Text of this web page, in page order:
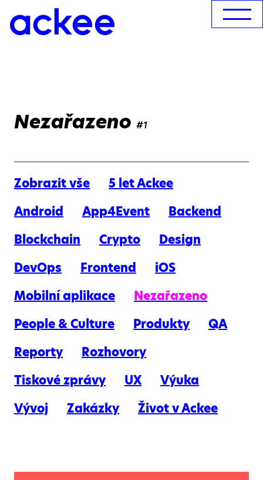
Nezařazeno #1
Zobrazit vše
5 let Ackee
Android
App4Event
Backend
Blockchain
Crypto
Design
DevOps
Frontend
iOS
Mobilní aplikace
Nezařazeno
People & Culture
Produkty
QA
Reporty
Rozhovory
Tiskové zprávy
UX
Výuka
Vývoj
Zakázky Život v Ackee